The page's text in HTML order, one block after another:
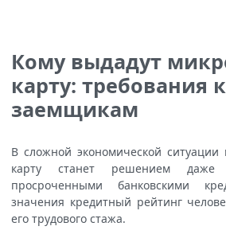
Кому выдадут
карту: требования к
заемщикам
В сложной экономической
карту станет решением
просроченными банковскими
значения кредитный рейтинг
его трудового стажа.